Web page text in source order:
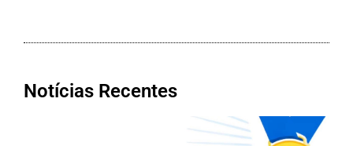
Notícias Recentes